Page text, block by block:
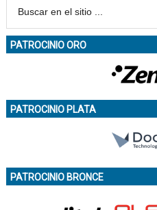
PATROCINIO ORO
PATROCINIO PLATA
PATROCINIO BRONCE